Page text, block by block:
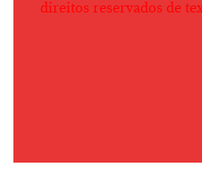
direitos reservados de